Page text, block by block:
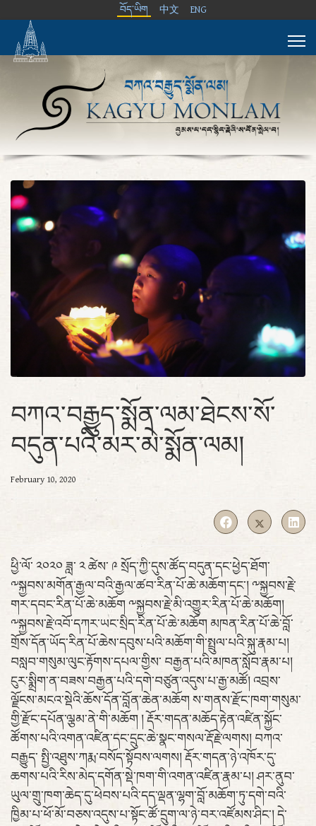
བོད་ཡིག 中文 ENG
བཀའ་བརྒྱུད་སྨོན་ལམ་ཐེངས་སོ་
བདུན་པའི་མར་མེ་སྨོན་ལམ།
February 10, 2020
ཕྱི་ལོ་ ༢༠༢༠ ཟླ་ ༢ ཚེས་ ༩ སྲོད་ཀྱི་དུས་ཚོད་བདུན་དང་ཕྱེད་ཐོག་
༸སྐྱབས་མགོན་རྒྱལ་བའི་རྒྱལ་ཚབ་རིན་པོ་ཆེ་མཆོག་དང་། ༸སྐྱབས་རྗེ་
གར་དབང་རིན་པོ་ཆེ་མཆོག ༸སྐྱབས་རྗེ་མི་འགྱུར་རིན་པོ་ཆེ་མཆོག།
༸སྐྱབས་རྗེ་འབོ་དཀར་ཡང་སྲིད་རིན་པོ་ཆེ་མཆོག མཁན་རིན་པོ་ཆེ་བློ་
གྲོས་དོན་ཡོད་རིན་པོ་ཆེས་དབུས་པའི་མཆོག་གི་སྤྲུལ་པའི་སྐུ་རྣམ་པ།
བསླབ་གསུམ་ལུང་རྟོགས་དཔལ་གྱིས་ བརྒྱན་པའི་མཁན་སློབ་རྣམ་པ།
ངུར་སྨྲིག་ན་བཟས་བརྒྱན་པའི་དགེ་བཙུན་འདུས་པ་རྒྱ་མཚོ། འབྲས་
ལྗོངས་མངའ་སྡེའི་ཆོས་དོན་བློན་ཆེན་མཆོག ས་གནས་རྫོང་ཁག་གསུམ་
གྱི་རྫོང་དཔོན་ལྕམ་ནེ་གི་མཆོག ། རྡོར་གདན་མཆོད་རྟེན་འཛིན་སྐྱོང་
ཚོགས་པའི་འགན་འཛིན་དང་དྲུང་ཆེ་སྣང་གསལ་རྡོ་རྗེ་ལགས། བཀའ་
བརྒྱུད་ སྤྱི་འཐུས་ཀརྨ་བསོད་སྟོབས་ལགས། རྡོར་གདན་ཉེ་འཁོར་དུ་
ཆགས་པའི་རིས་མེད་དགོན་སྡེ་ཁག་གི་འགན་འཛིན་རྣམ་པ། ཤར་ནུབ་
ཡུལ་གྲུ་ཁག་ཆེད་དུ་ཕེབས་པའི་དད་ལྡན་ལྷག་བློ་མཆོག་ཏུ་དགེ་བའི་
ཁྱིམ་པ་ཕོ་མོ་བཅས་འདུས་པ་སྟོང་ཚོ་དྲུག་ལ་ཉེ་བར་འཛོམས་ཤིང་། དེ་